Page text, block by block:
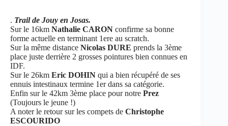
. Trail de Jouy en Josas.
Sur le 16km Nathalie CARON confirme sa bonne
forme actuelle en terminant 1ere au scratch.
Sur la même distance Nicolas DURE prends la 3ème
place juste derrière 2 grosses pointures bien connues en
IDF.
Sur le 26km Eric DOHIN qui a bien récupéré de ses
ennuis intestinaux termine 1er dans sa catégorie.
Enfin sur le 42km 3ème place pour notre Prez
(Toujours le jeune !)
A noter le retour sur les compets de Christophe
ESCOURIDO